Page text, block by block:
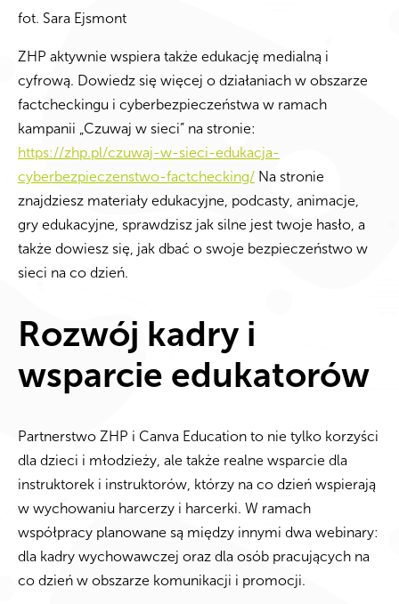
fot. Sara Ejsmont
ZHP aktywnie wspiera także edukację medialną i
cyfrową. Dowiedz się więcej o działaniach w obszarze
factcheckingu i cyberbezpieczeństwa w ramach
kampanii „Czuwaj w sieci” na stronie:
https://zhp.pl/czuwaj-w-sieci-edukacja-
cyberbezpieczenstwo-factchecking/ Na stronie
znajdziesz materiały edukacyjne, podcasty, animacje,
gry edukacyjne, sprawdzisz jak silne jest twoje hasło, a
także dowiesz się, jak dbać o swoje bezpieczeństwo w
sieci na co dzień.
Rozwój kadry i
wsparcie edukatorów
Partnerstwo ZHP i Canva Education to nie tylko korzyści
dla dzieci i młodzieży, ale także realne wsparcie dla
instruktorek i instruktorów, którzy na co dzień wspierają
w wychowaniu harcerzy i harcerki. W ramach
współpracy planowane są między innymi dwa webinary:
dla kadry wychowawczej oraz dla osób pracujących na
co dzień w obszarze komunikacji i promocji.